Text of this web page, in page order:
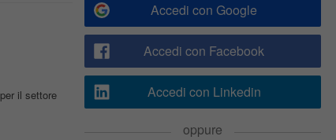
il settore
Accedi con Google
Accedi con Facebook
Accedi con Linkedin
oppure